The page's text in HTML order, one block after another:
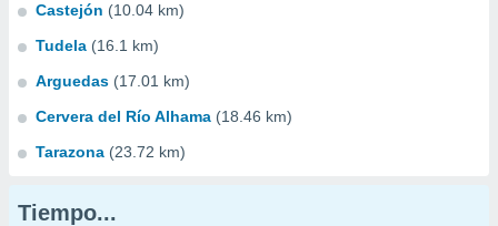
Castejón (10.04 km)
Tudela (16.1 km)
Arguedas (17.01 km)
Cervera del Río Alhama (18.46 km)
Tarazona (23.72 km)
Tiempo...